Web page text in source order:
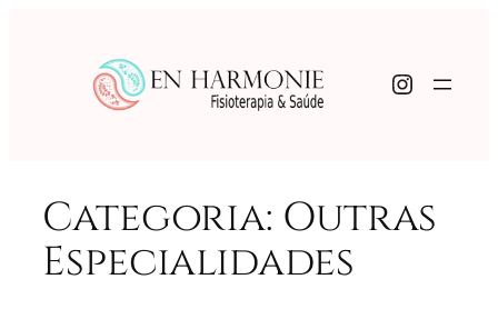
conteúdo
Categoria: Outras
Especialidades